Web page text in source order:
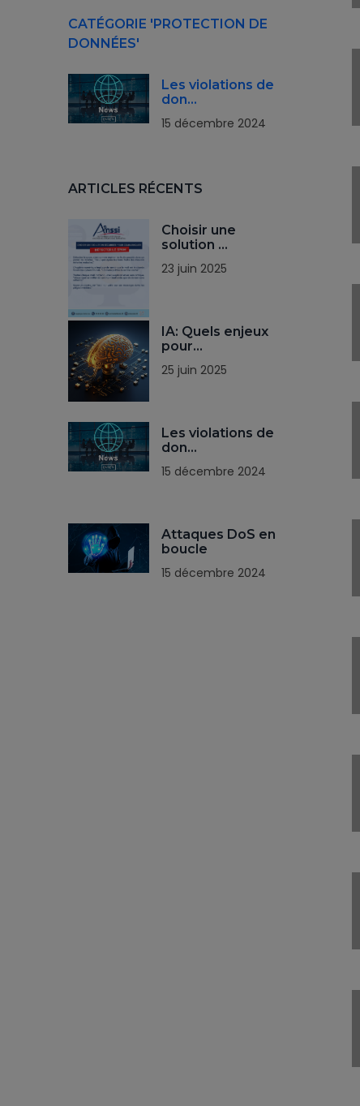
CATÉGORIE 'PROTECTION DE
DONNÉES'
Les violations de
don…
15 décembre 2024
ARTICLES RÉCENTS
Choisir une
solution …
23 juin 2025
IA: Quels enjeux
pour…
25 juin 2025
Les violations de
don…
15 décembre 2024
Attaques DoS en
boucle
15 décembre 2024